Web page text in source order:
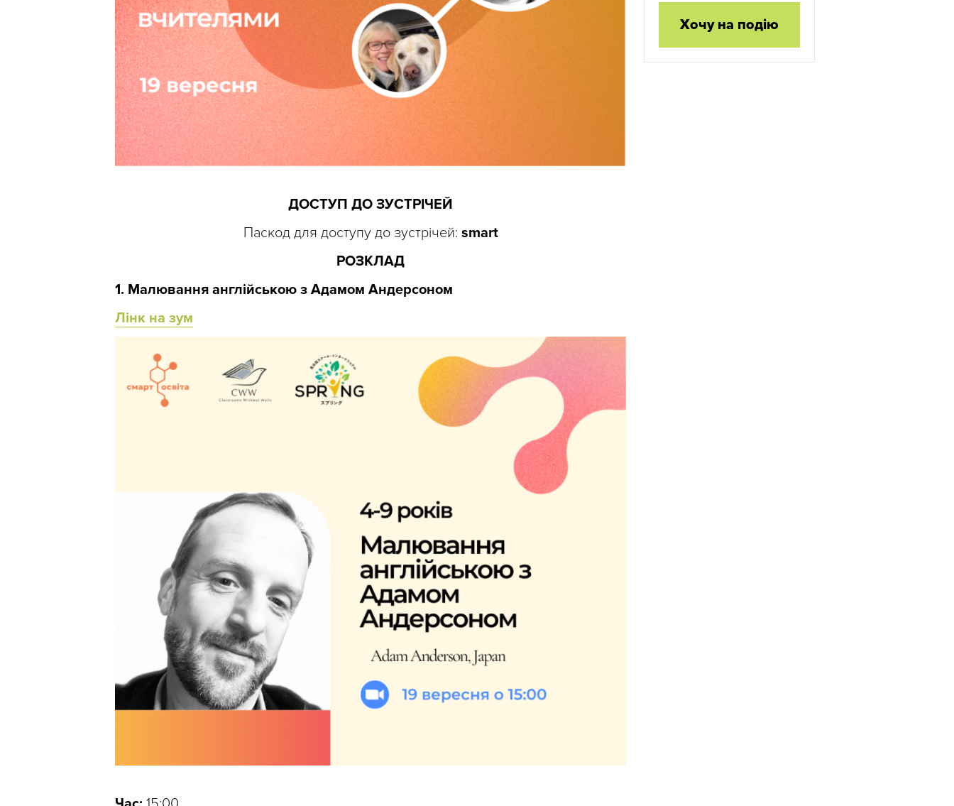
ДОСТУП ДО ЗУСТРІЧЕЙ
Паскод для доступу до зустрічей: smart
РОЗКЛАД
1. Малювання англійською з Адамом Андерсоном
Лінк на зум
Хочу на подію